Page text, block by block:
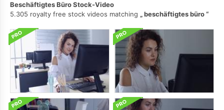
Beschäftigtes Büro Stock-Video
5.305 royalty free stock videos matching
beschäftigtes büro